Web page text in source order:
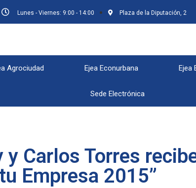
Lunes - Viernes: 9:00 - 14:00 Plaza de la Diputación, 2
Agrociudad Ejea Econurbana Ejea
Sede Electrónica
Carlos Torres
Empresa 2015”